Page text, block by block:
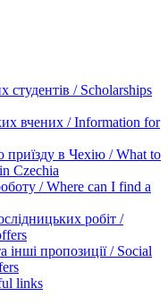
студентів / Scholarships
вчених / Information for
приїзду в Чехію / What to
Czechia
/ Where can I find a
робіт /
інші пропозиції / Social
links